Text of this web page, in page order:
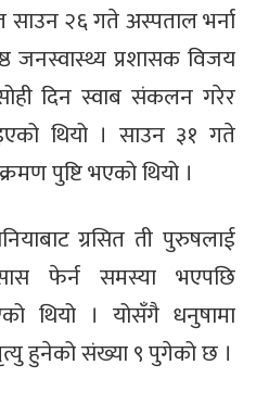
साउन २६ गते अस्पताल भर्ना
जनस्वास्थ्य प्रशासक विजय
दिन स्वाब संकलन गरेर
थियो । साउन ३१ गते
पुष्टि भएको थियो ।
ग्रसित ती पुरुषलाई
फेर्न समस्या भएपछि
थियो । योसँगै धनुषामा
हुनेको संख्या ९ पुगेको छ ।